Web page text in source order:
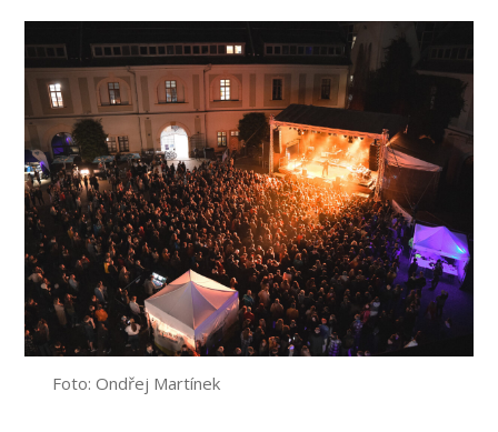
Foto: Ondřej Martínek